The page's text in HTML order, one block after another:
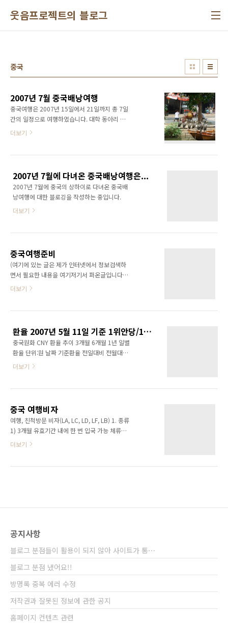
웃음프로젝트의 블로그
중국
2007년 7월 중국배낭여행
중국여행은 2007년 15일에서 21일까지 총 7일
간의 일정으로 여행하였습니다. 대학 동아리 친
구 2명과 함께 총 3명이 여행하였습니다. 이번
다. 전 기존에 여권이 있었지만, 친구들이 준비되
지않아 출입국사무소에 가 여권을 발급하고 빠
른 비자 발급을 위해 여행사를 통해 발급받았습
니다. 제 기억으로는 각각 11만원정도의 비용이
지에 대한 자료를 검색하였습니다. 상하이에서
보면서 중국에 대해 몰랐던 점은 천천히 익혀갔
습니다. 중국에는 음식 ..
더보기
2007년 7월에 다녀온 중국배낭여행은...
2007년 7월에 중국의 상하이로 다녀온 중국배
낭여행에 대한 블로깅을 작성하는 중입니다.
더보기
중국여행준비
(여기에 있는 글은 제가 인터넷에서 정보검색하
면서 필요한 내용을 여기저기서 퍼온글입니다.
참고하세요.) 1. 중국어 모르고 여행 가능하냐
품 하나 없이 간걸 후회하며. 우리나라 동전 남은
것을 기뻐하며. 최소한 회화책 한번은 읽고 가길
권한다. 외우라는 소리가 아니다. 책 구성이라도
파악해서 빨리 찾을 수 있도록 하라는 뜻이다. 그
어 발음을 알아 놓길 바란다. 그것 귀찮다고 안하
다녔는데 다닐 때는 참 중국 사람들이 친절하고
좋다..
더보기
환율 2007년 5월 11일 기준 1위안당/120.60원
중국원화 CNY 환율 추이 3개월 6개월 1년 일별
환율 단위:원 날짜 기준환율 전일대비 전월대비
전분기대비 전년대비 2007-05-11 120.60
0.62 0.92 0.76 2.55 2007-05-04 120.38
0.09 0.72 0.47 3.17 2007-05-03 120.29
0.46 0.98 0.56 3.69 2007-05-02 120.75
0.05 0.58 0.10 3.43 2007-04-30 120.80
더보기
중국 여행비자
여행, 친척방문 비자(LA, LC, LD, LF, LB) 1. 종류
1) 3개월 유효기간 내에 한 번 입국 가능 체류기
간 30일(LA), 60일(LC), 90일(LD), 180일(LF)
는 여권 b. 비자신청서1장 c. 여권사진 1장(비자
계 가족 이외에는 대리신청 불가..
더보기
공지사항
블로그 분점들이 활용이 되지 않아 사이트가 통⋯
블로그 분점 냈어요!!
방명록 중복 에러 수정
저작권과 잘못된 정보에 관한 공지
홈페이지 컨텐츠 관련